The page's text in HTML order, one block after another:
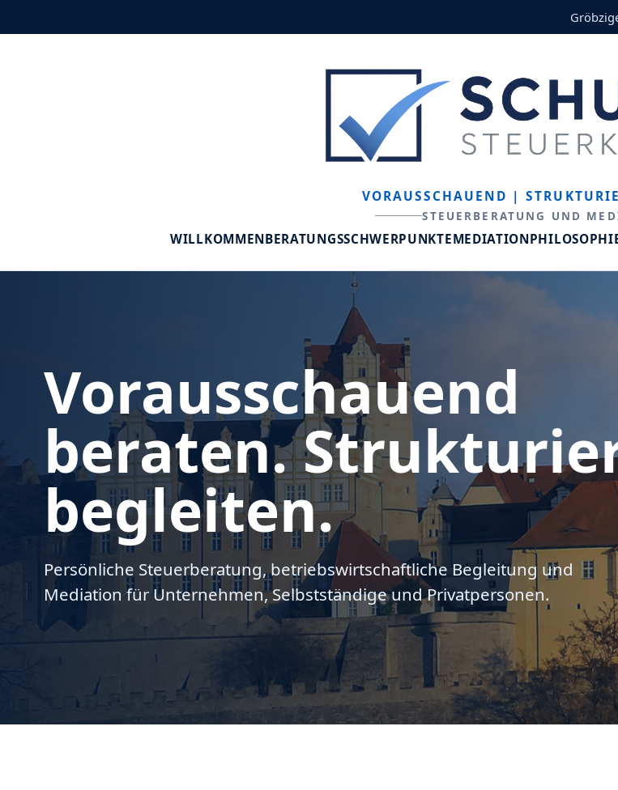
VORAUSSCHAUEND |
STEUERBERATUNG UND
WILLKOMMENBERATUNGSSCHWERPUNKTEMEDIATION
Vorausschauend
beraten.
begleiten.
Persönliche Steuerberatung, betriebswirtschaftliche Begleitung und
Mediation für Unternehmen, Selbstständige und Privatpersonen.